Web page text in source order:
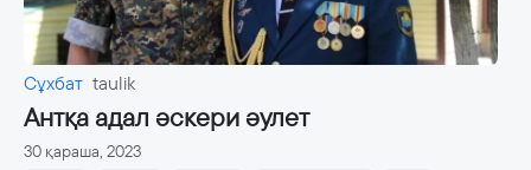
Сұхбат taulik
Антқа адал әскери әулет
30 қараша, 2023